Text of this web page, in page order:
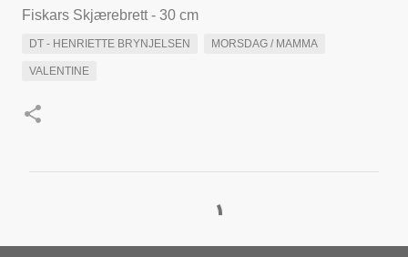
Fiskars Skjærebrett - 30 cm
DT - HENRIETTE BRYNJELSEN MORSDAG / MAMMA
VALENTINE
m